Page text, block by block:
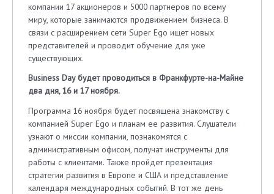
компании 17 акционеров и 5000 партнеров по всему
миру, которые занимаются продвижением бизнеса. В
связи с расширением сети Super Ego ищет новых
представителей и проводит обучение для уже
существующих.
Business Day будет проводиться в Франкфурте-на-Майне
два дня, 16 и 17 ноября.
Программа 16 ноября будет посвящена знакомству с
компанией Super Ego и планам ее развития. Слушатели
узнают о миссии компании, познакомятся с
административным офисом, получат инструменты для
работы с клиентами. Также пройдет презентация
стратегии развития в Европе и США и представление
календаря международных событий. В тот же день